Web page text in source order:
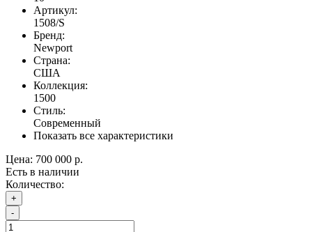
Артикул:
1508/S
Бренд:
Newport
Страна:
США
Коллекция:
1500
Стиль:
Современный
Показать все характеристики
Цена: 700 000 р.
Есть в наличии
Количество:
+
-